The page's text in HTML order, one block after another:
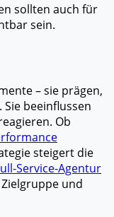
sollten auch für
sein.
– sie prägen,
beeinflussen
Ob
steigert die
Service-Agentur
und